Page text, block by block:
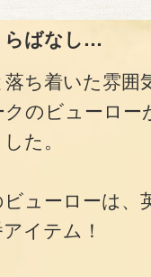
らばなし…
落ち着いた雰囲
クのビューロー
た。
ューローは、
イテム！